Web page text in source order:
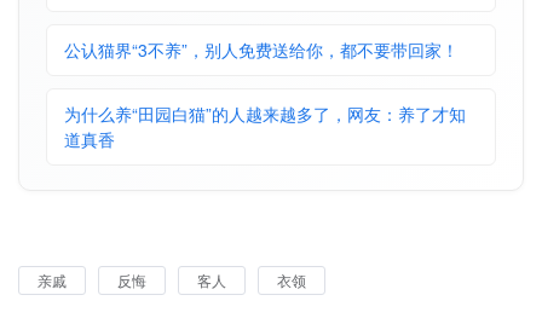
公认猫界“3不养”，别人免费送给你，都不要带回家！
为什么养“田园白猫”的人越来越多了，网友：养了才知
道真香
亲戚 反悔 客人 衣领